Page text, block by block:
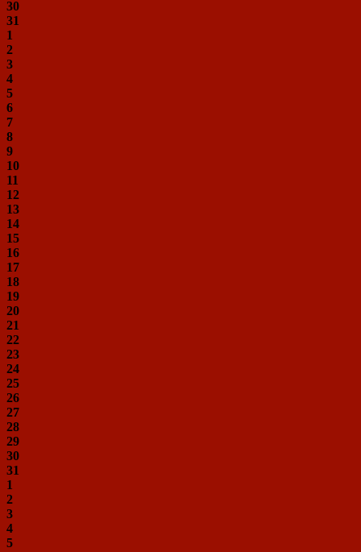
30
31
1
2
3
4
5
6
7
8
9
10
11
12
13
14
15
16
17
18
19
20
21
22
23
24
25
26
27
28
29
30
31
1
2
3
4
5